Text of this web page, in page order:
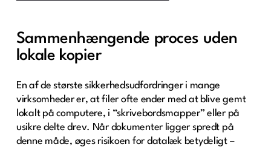
Sammenhængende proces uden
lokale kopier
En af de største sikkerhedsudfordringer i mange
virksomheder er, at filer ofte ender med at blive gemt
lokalt på computere, i “skrivebordsmapper” eller på
usikre delte drev. Når dokumenter ligger spredt på
denne måde, øges risikoen for datalæk betydeligt –